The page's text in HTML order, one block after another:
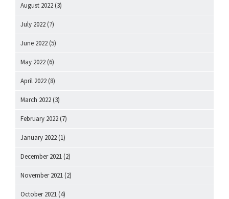
August 2022 (3)
July 2022 (7)
June 2022 (5)
May 2022 (6)
April 2022 (8)
March 2022 (3)
February 2022 (7)
January 2022 (1)
December 2021 (2)
November 2021 (2)
October 2021 (4)